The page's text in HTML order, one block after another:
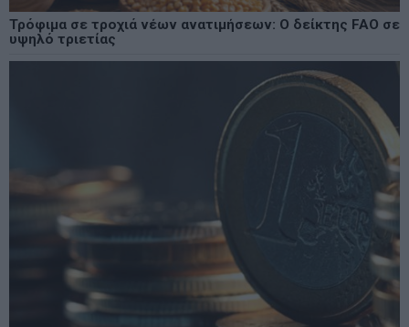
Τρόφιμα σε τροχιά νέων ανατιμήσεων: Ο δείκτης FAO σε
υψηλό τριετίας